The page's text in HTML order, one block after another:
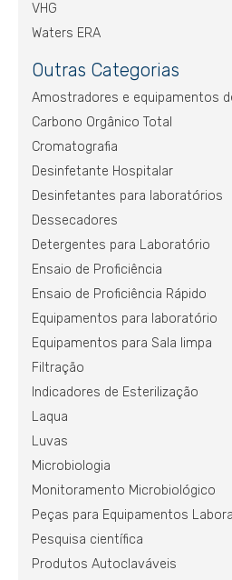
VHG
Waters ERA
Outras Categorias
Amostradores e equipamentos
Carbono Orgânico Total
Cromatografia
Desinfetante Hospitalar
Desinfetantes para laboratórios
Dessecadores
Detergentes para Laboratório
Ensaio de Proficiência
Ensaio de Proficiência Rápido
Equipamentos para laboratório
Equipamentos para Sala limpa
Filtração
Indicadores de Esterilização
Laqua
Luvas
Microbiologia
Monitoramento Microbiológico
Peças para Equipamentos
Pesquisa científica
Produtos Autoclaváveis